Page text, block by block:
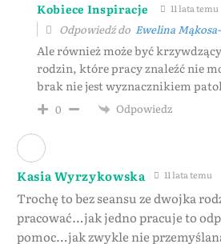
Kobiece Inspiracje 11 lata temu
Odpowiedź do Ewelina
Ale również może być
rodzin, które pracy znaleźć nie
brak nie jest wyznacznikiem
0 Odpowiedz
Kasia Wyrzykowska 11 lata temu
Trochę to bez seansu ze dwojka
pracować…jak jedno pracuje to
pomoc…jak zwykle nie